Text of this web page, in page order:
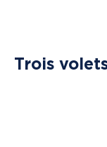
Trois